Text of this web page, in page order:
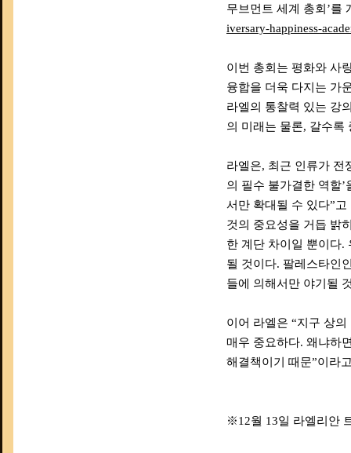
무브먼트 세계 총회’를
iversary-happiness-
이번 총회는 평화와 사
융합을 더욱 다지는 가
라엘의 통찰력 있는 강
의 미래는 물론, 갈수록
라엘은, 최근 인류가 전
의 필수 불가결한 역할
서만 확대될 수 있다”
것의 중요성을 거듭 밝
한 계단 차이일 뿐이다.
될 것이다. 팔레스타인
들에 의해서만 야기될
이어 라엘은 “지구 상
매우 중요하다. 왜냐하
해결책이기 때문”이라
※12월 13일 라엘리안